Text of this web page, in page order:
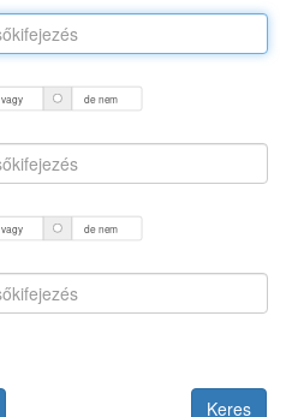
vagy de nem
vagy de nem